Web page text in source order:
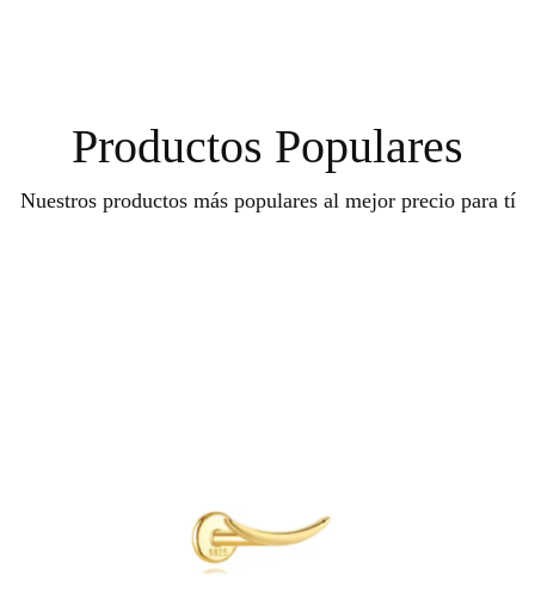
Productos Populares
Nuestros productos más populares al mejor precio para tí